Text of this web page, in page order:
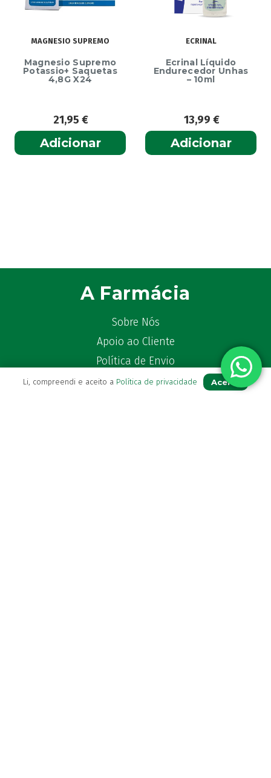
MAGNESIO SUPREMO
Magnesio Supremo
Potassio+ Saquetas
4,8G X24
21,95€
Adicionar
ECRINAL
Ecrinal Líquido
Endurecedor Unhas
– 10ml
13,99€
Adicionar
A Farmácia
Sobre Nós
Apoio ao Cliente
Política de Envio
Política de privacidade
Li, compreendi e aceito a Política de privacidade Aceito